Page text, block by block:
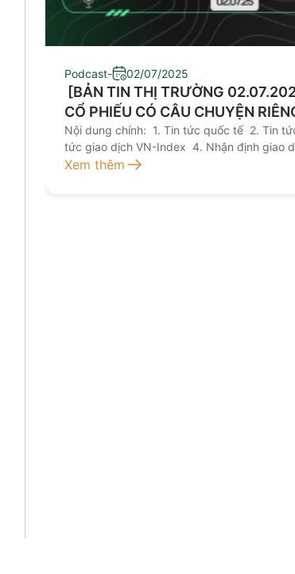
Podcast- 02/07/2025
[BẢN TIN THỊ TRƯỜNG
CỔ PHIẾU CÓ CÂU CHUYỆN
Nội dung chính: 1. Tin tức quốc tế 2. Tin
tức giao dịch VN-Index 4. Nhận định giao
đầu tư Kính mời quý nhà đầu tư lắng nghe
Xem thêm